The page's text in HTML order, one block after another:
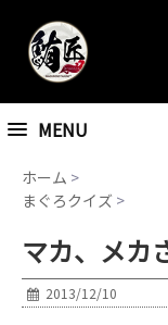
MENU
ホーム >
まぐろクイズ >
マカ、メカ
2013/12/10